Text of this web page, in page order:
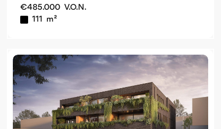
€485.000 V.O.N.
111
m²